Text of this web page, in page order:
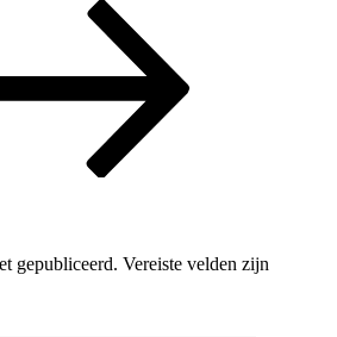
gepubliceerd. Vereiste velden zijn